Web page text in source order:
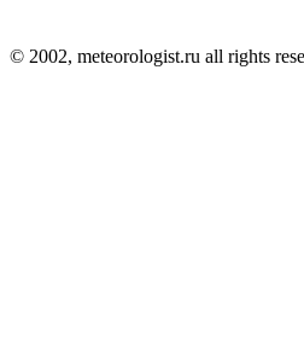
© 2002, meteorologist.ru all rights